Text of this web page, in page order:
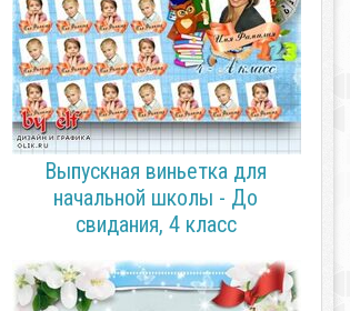
Выпускная виньетка для
начальной школы - До
свидания, 4 класс